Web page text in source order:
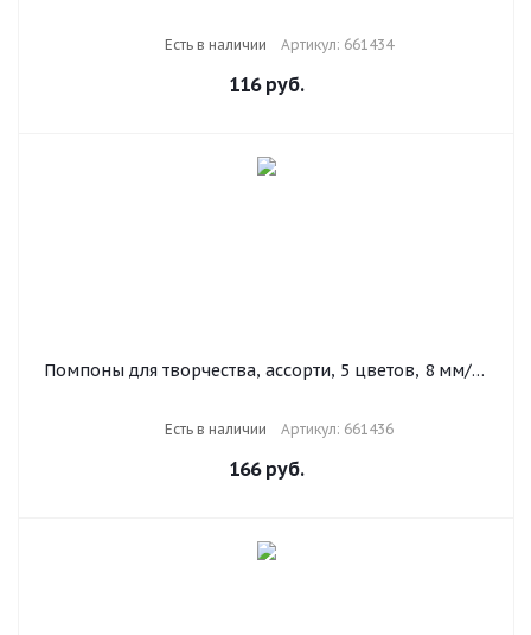
СОКРОВИЩ, 661434
Есть в наличии Артикул: 661434
116руб.
Помпоны для творчества, ассорти, 5 цветов, 8 мм/15
Есть в наличии Артикул: 661436
166руб.